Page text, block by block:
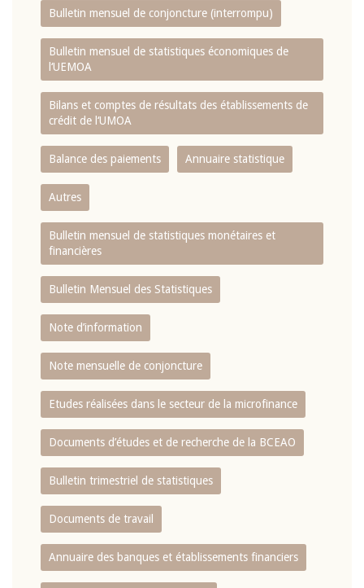
Bulletin mensuel de conjoncture (interrompu)
Bulletin mensuel de statistiques économiques de
l‘UEMOA
Bilans et comptes de résultats des établissements de
crédit de l‘UMOA
Balance des paiements Annuaire statistique
Autres
Bulletin mensuel de statistiques monétaires et
financières
Bulletin Mensuel des Statistiques
Note d’information
Note mensuelle de conjoncture
Etudes réalisées dans le secteur de la microfinance
Documents d’études et de recherche de la BCEAO
Bulletin trimestriel de statistiques
Documents de travail
Annuaire des banques et établissements financiers